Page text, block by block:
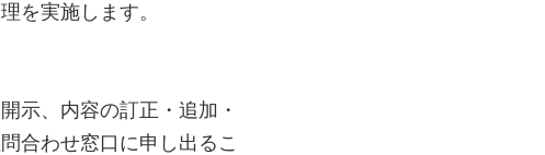
を実施します。
示、内容の訂正・追加・
合わせ窓口に申し出るこ